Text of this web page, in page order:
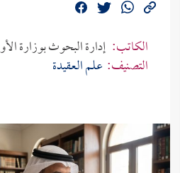
الكاتب: إدارة البحوث بوزارة
التصنيف: علم العقيدة